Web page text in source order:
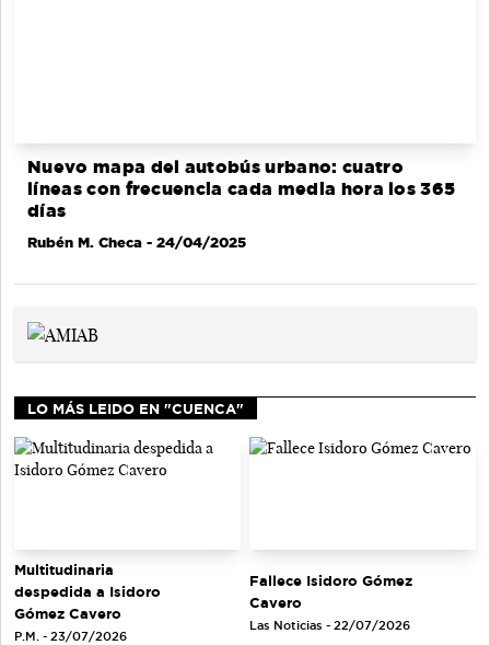
Nuevo mapa del autobús urbano: cuatro
líneas con frecuencia cada media hora los 365
días
Rubén M. Checa - 24/04/2025
LO MÁS LEIDO EN "CUENCA"
Multitudinaria
despedida a Isidoro
Gómez Cavero
P.M. - 23/07/2026
Fallece Isidoro Gómez
Cavero
Las Noticias - 22/07/2026